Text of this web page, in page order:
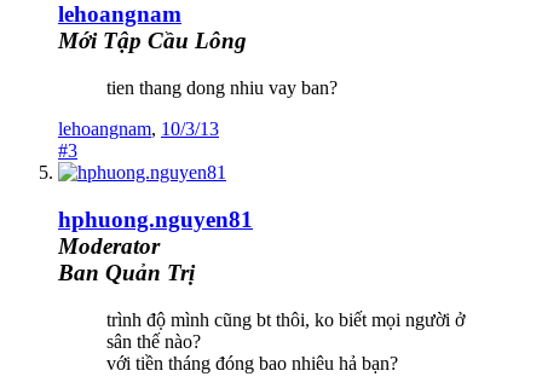
lehoangnam
Mới Tập Cầu Lông
tien thang dong nhiu vay ban?
lehoangnam, 10/3/13
#3
hphuong.nguyen81
Moderator
Ban Quản Trị
trình độ mình cũng bt thôi, ko biết mọi người ở
sân thế nào?
với tiền tháng đóng bao nhiêu hả bạn?